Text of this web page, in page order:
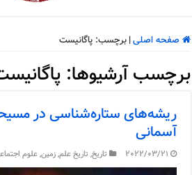
صفحه اصلی| برچسب:پاگانیست
برچسب آرشیوها:
ریشه‌های ستاره‌شناسی در
آسمانی
2022/03/21 تاریخ, تاریخ علم,زمین,علوم